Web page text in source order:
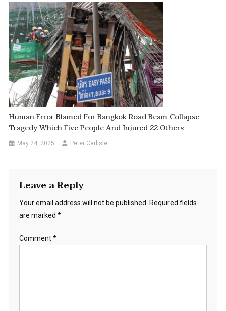
Human Error Blamed For Bangkok Road Beam Collapse
Tragedy Which Five People And Injured 22 Others
May 24, 2025 Peter Carlisle
Leave a Reply
Your email address will not be published. Required fields
are marked *
Comment*